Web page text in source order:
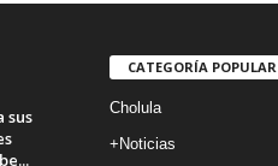
sus
CATEGORÍA POPULAR
Cholula
+Noticias